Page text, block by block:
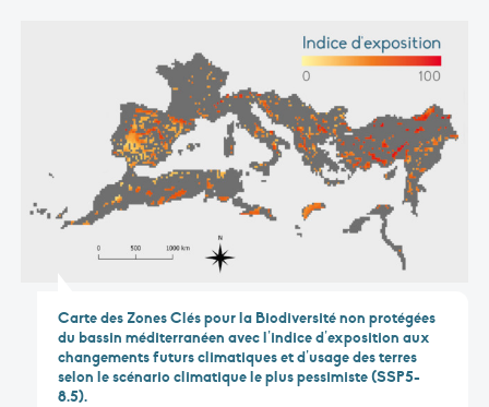
Carte des Zones Clés pour la Biodiversité non protégées
du bassin méditerranéen avec l’indice d’exposition aux
changements futurs climatiques et d’usage des terres
selon le scénario climatique le plus pessimiste (SSP5-
8.5).